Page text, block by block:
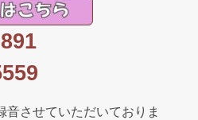
させていただいておりま